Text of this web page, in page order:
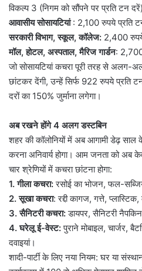
विकल्प 3 (निगम को सौंपने पर प्रति टन
आवासीय सोसायटियां: 2,100 रुपये प्रति
सरकारी विभाग, स्कूल, कॉलेज: 2,400
मॉल, होटल, अस्पताल, मैरिज गार्डन:
जो सोसायटियां कचरा पूरी तरह से अलग-
छांटकर देंगी, उन्हें सिर्फ 922 रुपये प्रति
दरों का 150% जुर्माना लगेगा।
अब रखने होंगे 4 अलग डस्टबिन
शहर की कॉलोनियों में अब आगामी डेढ़
करना अनिवार्य होगा। आम जनता को अब
चार श्रेणियों में कचरा छांटना होगा:
1. गीला कचरा:रसोई का भोजन, फल-
2. सूखा कचरा: रद्दी कागज, गत्ते,
3. सैनिटरी कचरा:डायपर, सैनिटरी
4. घरेलू ई-वेस्ट:पुराने मोबाइल, चार्जर,
दवाइयां।
शादी-पार्टी के लिए नया नियम: घर या